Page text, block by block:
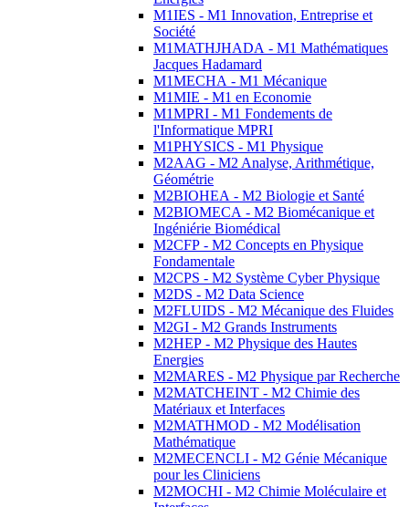
M1IES - M1 Innovation, Entreprise et
Société
M1MATHJHADA - M1 Mathématiques
Jacques Hadamard
M1MECHA - M1 Mécanique
M1MIE - M1 en Economie
M1MPRI - M1 Fondements de
l'Informatique MPRI
M1PHYSICS - M1 Physique
M2AAG - M2 Analyse, Arithmétique,
Géométrie
M2BIOHEA - M2 Biologie et Santé
M2BIOMECA - M2 Biomécanique et
Ingéniérie Biomédical
M2CFP - M2 Concepts en Physique
Fondamentale
M2CPS - M2 Système Cyber Physique
M2DS - M2 Data Science
M2FLUIDS - M2 Mécanique des Fluides
M2GI - M2 Grands Instruments
M2HEP - M2 Physique des Hautes
Energies
M2MARES - M2 Physique par Recherche
M2MATCHEINT - M2 Chimie des
Matériaux et Interfaces
M2MATHMOD - M2 Modélisation
Mathématique
M2MECENCLI - M2 Génie Mécanique
pour les Cliniciens
M2MOCHI - M2 Chimie Moléculaire et